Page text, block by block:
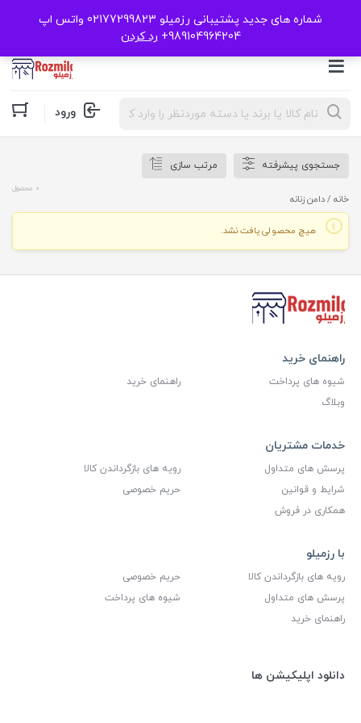
شماره های جدید پشتیبانی رزمیلو 02177299823 واتس اپ
989104964204+
رد کردن
Products
search ورود
جستجوی پیشرفته مرتب سازی
خانه / دامن زنانه
0 محصول
هیچ محصولی یافت نشد.
راهنمای خرید
شیوه های پرداخت
راهنمای خرید
وبلاگ
خدمات مشتریان
پرسش های متداول
رویه های بازگرداندن کالا
شرایط و قوانین
حریم خصوصی
همکاری در فروش
با رزمیلو
رویه های بازگرداندن کالا
حریم خصوصی
پرسش های متداول
شیوه های پرداخت
راهنمای خرید
دانلود اپلیکیشن ها